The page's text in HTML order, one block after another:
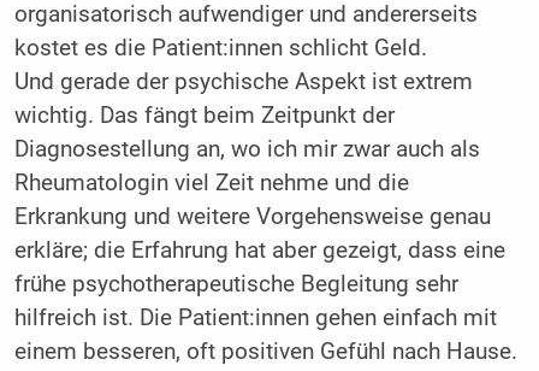
organisatorisch aufwendiger und andererseits
kostet es die Patient:innen schlicht Geld.
Und gerade der psychische Aspekt ist extrem
wichtig. Das fängt beim Zeitpunkt der
Diagnosestellung an, wo ich mir zwar auch als
Rheumatologin viel Zeit nehme und die
Erkrankung und weitere Vorgehensweise genau
erkläre; die Erfahrung hat aber gezeigt, dass eine
frühe psychotherapeutische Begleitung sehr
hilfreich ist. Die Patient:innen gehen einfach mit
einem besseren, oft positiven Gefühl nach Hause.